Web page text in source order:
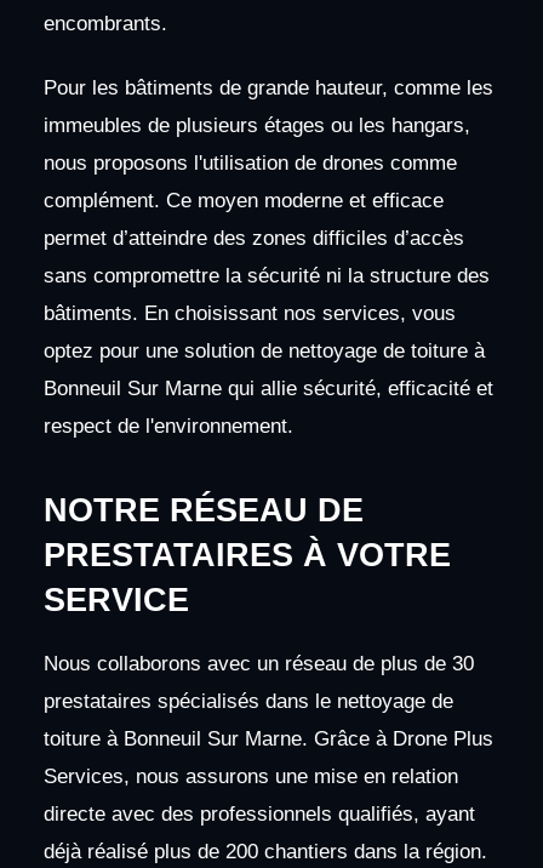
encombrants.
Pour les bâtiments de grande hauteur, comme les
immeubles de plusieurs étages ou les hangars,
nous proposons l'utilisation de drones comme
complément. Ce moyen moderne et efficace
permet d’atteindre des zones difficiles d’accès
sans compromettre la sécurité ni la structure des
bâtiments. En choisissant nos services, vous
optez pour une solution de nettoyage de toiture à
Bonneuil Sur Marne qui allie sécurité, efficacité et
respect de l'environnement.
NOTRE RÉSEAU DE
PRESTATAIRES À VOTRE
SERVICE
Nous collaborons avec un réseau de plus de 30
prestataires spécialisés dans le nettoyage de
toiture à Bonneuil Sur Marne. Grâce à Drone Plus
Services, nous assurons une mise en relation
directe avec des professionnels qualifiés, ayant
déjà réalisé plus de 200 chantiers dans la région.